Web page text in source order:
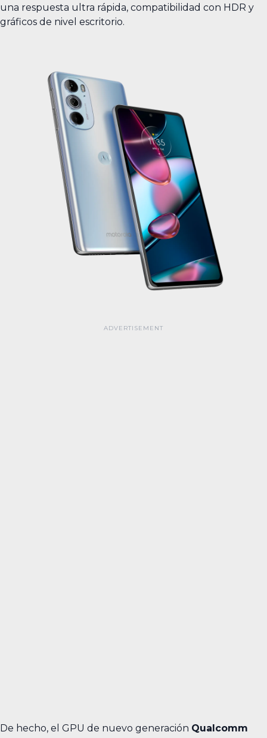
una respuesta ultra rápida, compatibilidad con HDR y
gráficos de nivel escritorio.
De hecho, el GPU de nuevo generación Qualcomm